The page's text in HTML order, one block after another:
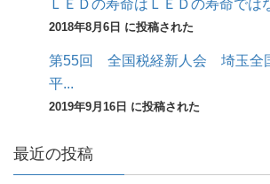
ＬＥＤの寿命はＬＥＤの寿命では
2018年8月6日 に投稿された
第55回 全国税経新人会 埼玉全
平...
2019年9月16日 に投稿された
最近の投稿